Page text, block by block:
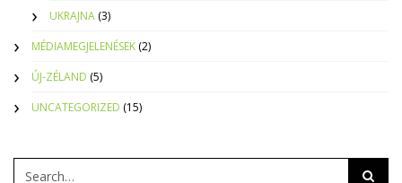
UKRAJNA (3)
MÉDIAMEGJELENÉSEK (2)
ÚJ-ZÉLAND (5)
UNCATEGORIZED (15)